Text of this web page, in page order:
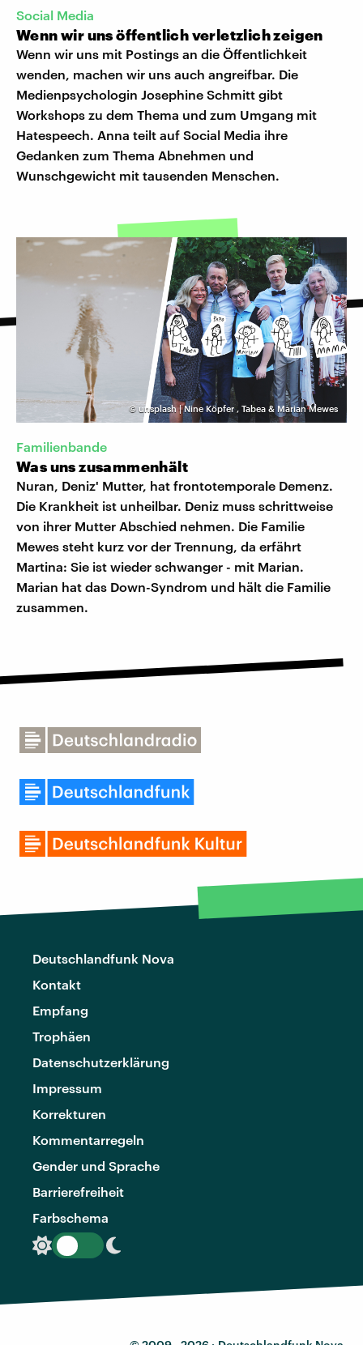
Social Media
Wenn wir uns öffentlich verletzlich zeigen
Wenn wir uns mit Postings an die Öffentlichkeit
wenden, machen wir uns auch angreifbar. Die
Medienpsychologin Josephine Schmitt gibt
Workshops zu dem Thema und zum Umgang mit
Hatespeech. Anna teilt auf Social Media ihre
Gedanken zum Thema Abnehmen und
Wunschgewicht mit tausenden Menschen.
© unsplash | Nine Köpfer, Tabea & Marian Mewes
Familienbande
Was uns zusammenhält
Nuran, Deniz' Mutter, hat frontotemporale Demenz.
Die Krankheit ist unheilbar. Deniz muss schrittweise
von ihrer Mutter Abschied nehmen. Die Familie
Mewes steht kurz vor der Trennung, da erfährt
Martina: Sie ist wieder schwanger - mit Marian.
Marian hat das Down-Syndrom und hält die Familie
zusammen.
Deutschlandfunk Nova
Kontakt
Empfang
Trophäen
Datenschutzerklärung
Impressum
Korrekturen
Kommentarregeln
Gender und Sprache
Barrierefreiheit
Farbschema